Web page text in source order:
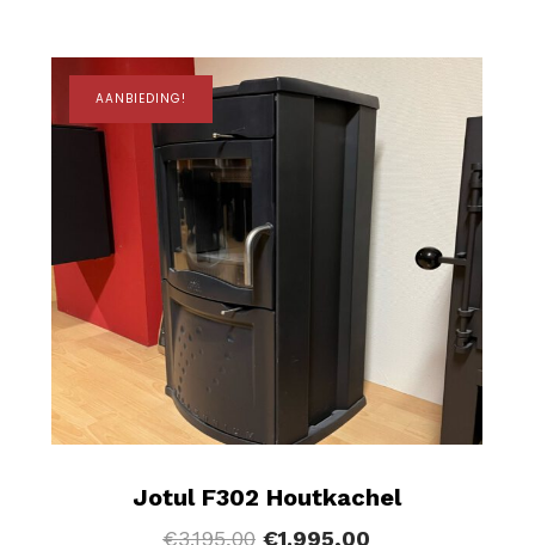
AANBIEDING!
Jotul F302 Houtkachel
€3.195,00 €1.995,00